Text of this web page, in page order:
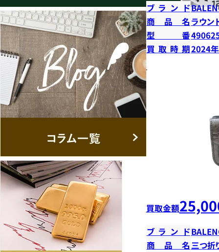
ブランド
商品名 ラウン
型番
買取時期2024
買取金額
ブランド
商品名 三つ折